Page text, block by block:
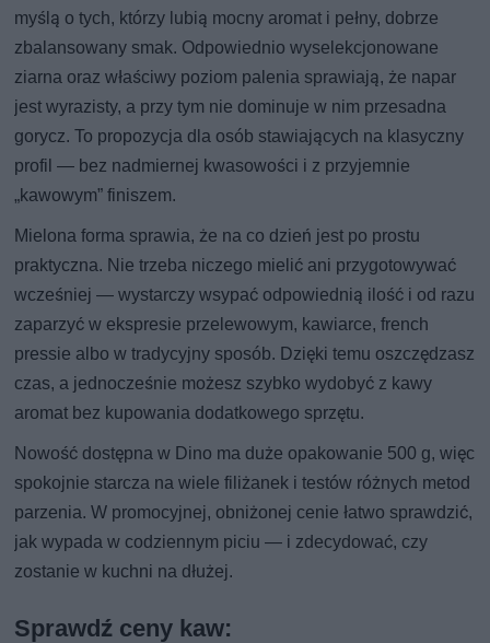
myślą o tych, którzy lubią mocny aromat i pełny, dobrze
zbalansowany smak. Odpowiednio wyselekcjonowane
ziarna oraz właściwy poziom palenia sprawiają, że napar
jest wyrazisty, a przy tym nie dominuje w nim przesadna
gorycz. To propozycja dla osób stawiających na klasyczny
profil — bez nadmiernej kwasowości i z przyjemnie
„kawowym” finiszem.
Mielona forma sprawia, że na co dzień jest po prostu
praktyczna. Nie trzeba niczego mielić ani przygotowywać
wcześniej — wystarczy wsypać odpowiednią ilość i od razu
zaparzyć w ekspresie przelewowym, kawiarce, french
pressie albo w tradycyjny sposób. Dzięki temu oszczędzasz
czas, a jednocześnie możesz szybko wydobyć z kawy
aromat bez kupowania dodatkowego sprzętu.
Nowość dostępna w Dino ma duże opakowanie 500 g, więc
spokojnie starcza na wiele filiżanek i testów różnych metod
parzenia. W promocyjnej, obniżonej cenie łatwo sprawdzić,
jak wypada w codziennym piciu — i zdecydować, czy
zostanie w kuchni na dłużej.
Sprawdź ceny kaw: